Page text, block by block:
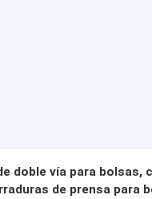
doble vía para bolsas,
de prensa para